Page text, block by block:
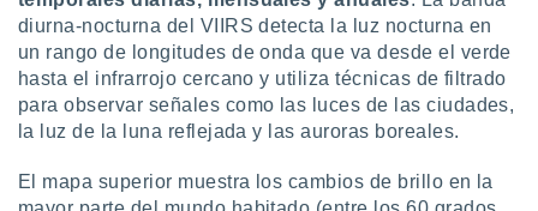
únicos
diurna-nocturna del VIIRS detecta la luz nocturna en
un rango de longitudes de onda que va desde el verde
hasta el infrarrojo cercano y utiliza técnicas de filtrado
para observar señales como las luces de las ciudades,
la luz de la luna reflejada y las auroras boreales.
El mapa superior muestra los cambios de brillo en la